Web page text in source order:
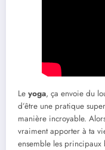
Le yoga, ça envoie du
d’être une pratique
manière incroyable.
vraiment apporter à ta
ensemble les